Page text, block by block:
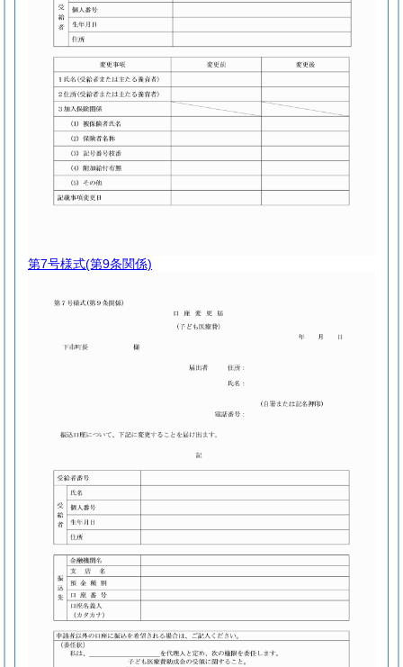
第7号様式(第9条関係)